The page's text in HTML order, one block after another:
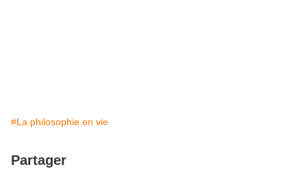
#La philosophie en vie
Partager